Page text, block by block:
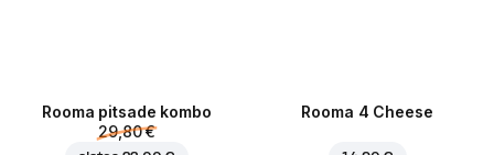
Rooma pitsade kombo
29,80 €
Rooma 4 Cheese